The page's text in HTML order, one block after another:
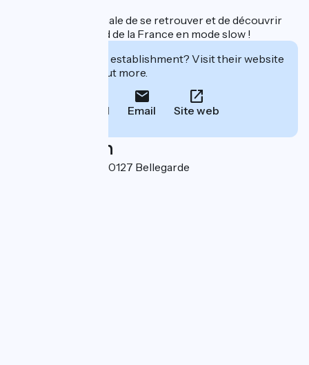
Une manière originale de se retrouver et de découvrir
les paysages du Sud de la France en mode slow !
Interested in this establishment? Visit their website
to book or find out more.
Call Email Site web
Localisation
Port de Plaisance 30127 Bellegarde